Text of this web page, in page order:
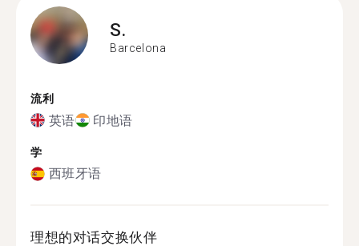
S.
Barcelona
流利
英语 印地语
学
西班牙语
理想的对话交换伙伴